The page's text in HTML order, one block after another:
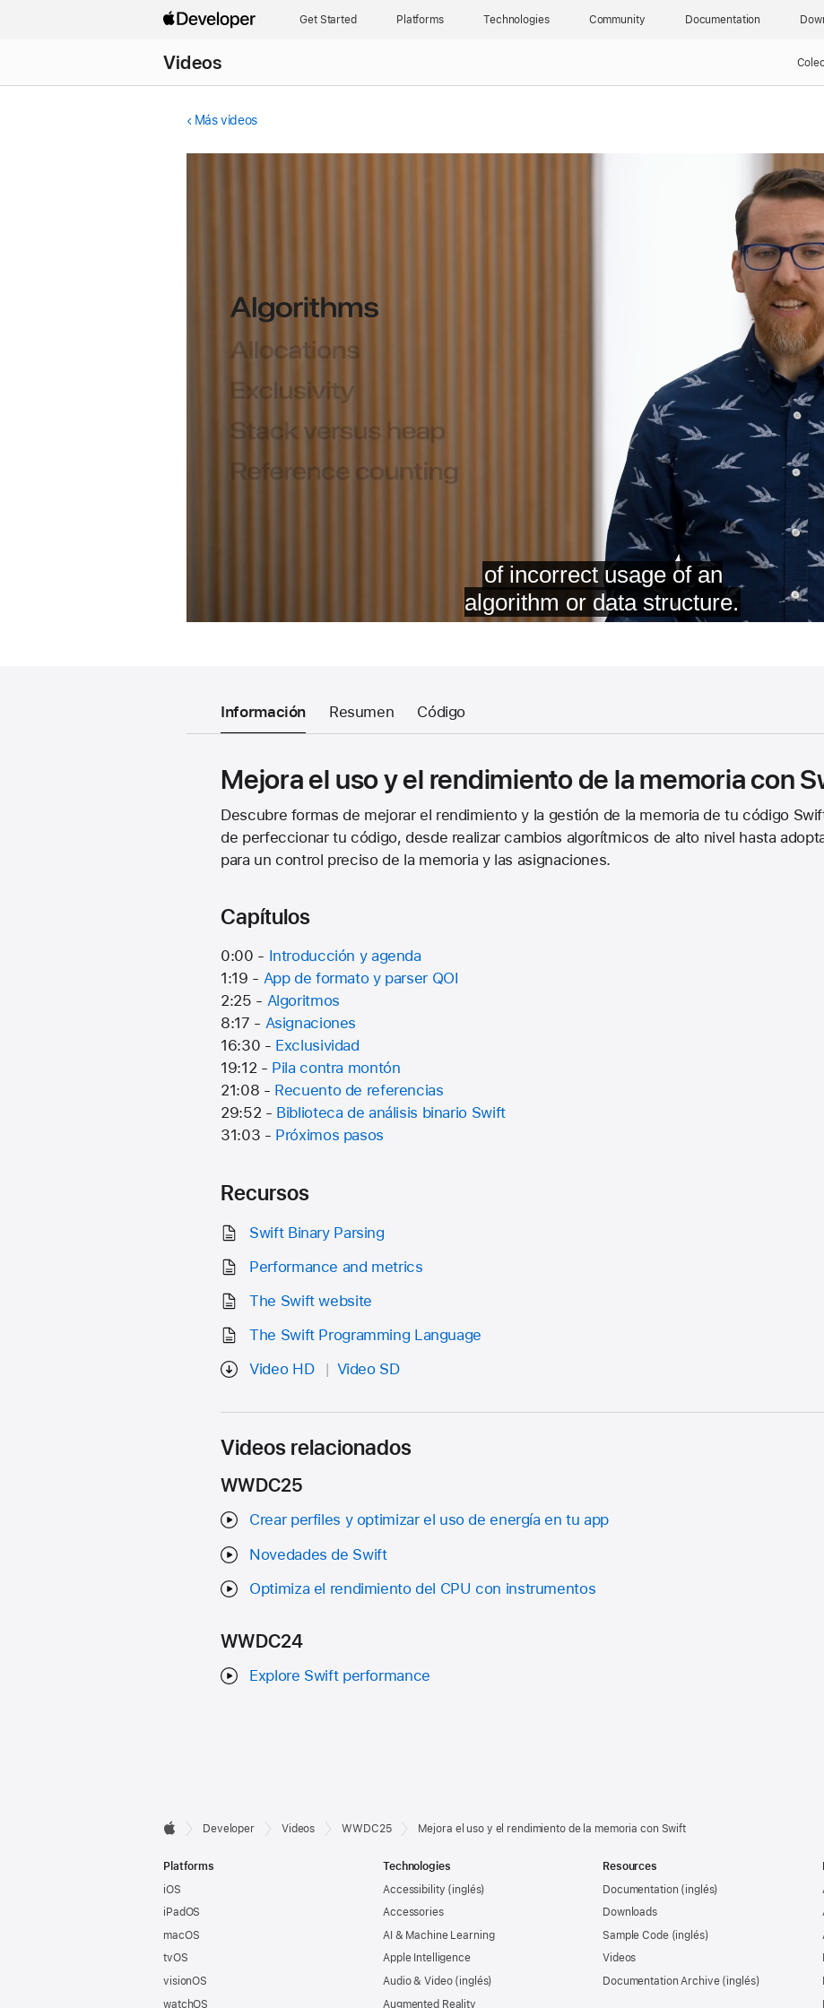
Get Started Platforms Technologies Community Documentation
Videos
Más videos
Información Resumen Código
Mejora el uso y el rendimiento de la memoria con
Descubre formas de mejorar el rendimiento y la gestión de la memoria de tu código
de perfeccionar tu código, desde realizar cambios algorítmicos de alto nivel hasta
para un control preciso de la memoria y las asignaciones.
Capítulos
0:00 - Introducción y agenda
1:19 - App de formato y parser QOI
2:25 - Algoritmos
8:17 - Asignaciones
16:30 - Exclusividad
19:12 - Pila contra montón
21:08 - Recuento de referencias
29:52 - Biblioteca de análisis binario Swift
31:03 - Próximos pasos
Recursos
Swift Binary Parsing
Performance and metrics
The Swift website
The Swift Programming Language
Video HD
Video SD
Videos relacionados
WWDC25
Crear perfiles y optimizar el uso de energía en tu app
Novedades de Swift
Optimiza el rendimiento del CPU con instrumentos
WWDC24
Explore Swift performance
Developer
Footer

Developer Videos WWDC25 Mejora el uso y el rendimiento de la memoria con Swift
Platforms
iOS
iPadOS
macOS
tvOS
visionOS
watchOS
Technologies
Accessibility
Accessories
AI & Machine Learning
Apple Intelligence
Audio & Video
Augmented Reality
Resources
Documentation
Downloads
Sample Code
Videos
Documentation Archive